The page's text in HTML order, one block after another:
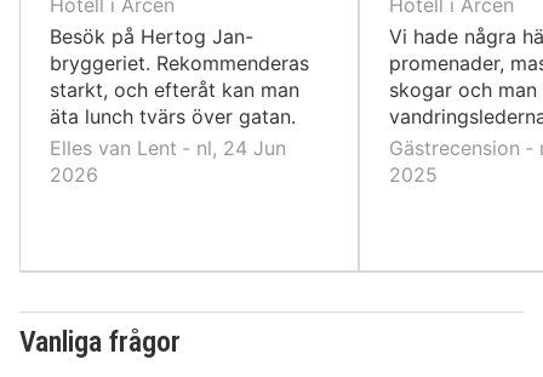
Besök på Hertog Jan-
bryggeriet. Rekommenderas
starkt, och efteråt kan man
äta lunch tvärs över gatan.
Elles van Lent ‐ nl, 24 Jun
2026
Vi hade några
promenader,
skogar och
Gästrecension ‐
2025
Vanliga frågor